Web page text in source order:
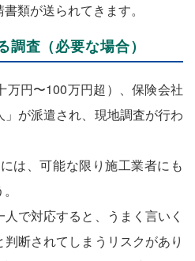
類が送られてきます。
査（必要な場合）
万円〜100万円超）、保険会社
が派遣され、現地調査が行わ
は、可能な限り施工業者にも
で対応すると、うまく言いく
断されてしまうリスクがあり